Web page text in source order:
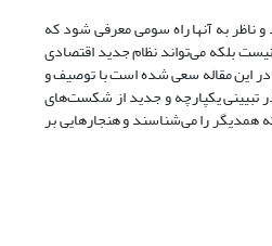
ناظر به آنها راه سومی معرفی شود که
بلکه می‌تواند نظام جدید اقتصادی
در این مقاله سعی شده ‌است با توصیف و
تبیینی یکپارچه و جدید از شکست‌های
همدیگر را می‌شناسند و هنجارهایی بر